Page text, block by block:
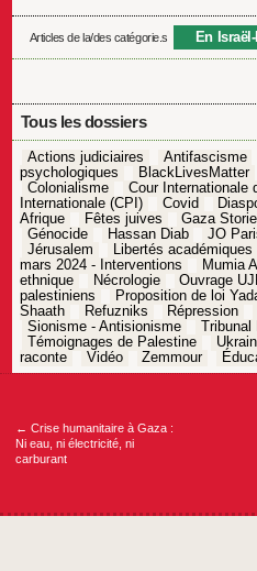
Articles de la/des catégorie.s En
Tous les dossiers
Actions judiciaires Antifascisme
psychologiques
BlackLivesMatter
Colonialisme
Cour Internationale
Internationale (CPI)
Covid
Afrique
Fêtes juives Gaza
Génocide
Hassan Diab JO
Jérusalem
Libertés académiques
mars 2024 - Interventions
Mumia
ethnique
Nécrologie Ouvrage
palestiniens
Proposition de loi
Shaath
Refuzniks Répression
Sionisme - Antisionisme
Témoignages de Palestine
raconte
Vidéo Zemmour
Navigation
← Crise humanitaire à Gaza :
Ni eau, ni électricité, ni
carburant